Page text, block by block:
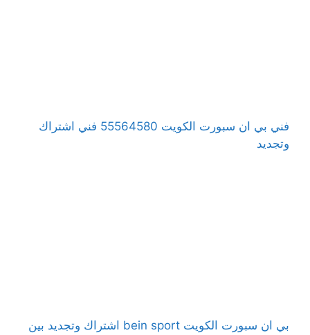
فني بي ان سبورت الكويت 55564580 فني اشتراك
وتجديد
بي ان سبورت الكويت bein sport اشتراك وتجديد بين